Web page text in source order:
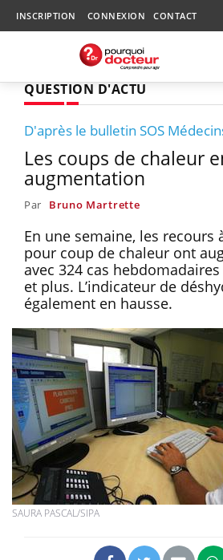
INSCRIPTION CONNEXION CONTACT
QUESTION D'ACTU
D'après le bulletin SOS
Les coups de chaleur
augmentation
Par Bruno Martrette
En une semaine, les recours
pour coup de chaleur ont
avec 324 cas
et plus. L’indicateur de
également en hausse.
SAURA PASCAL/SIPA